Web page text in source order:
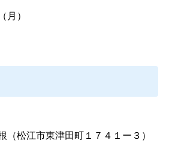
）
松江市東津田町１７４１ー３）